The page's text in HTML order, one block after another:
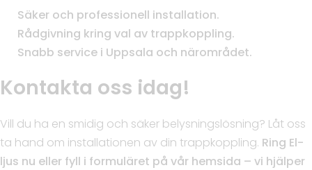
Säker och professionell installation.
Rådgivning kring val av trappkoppling.
Snabb service i Uppsala och närområdet.
Kontakta oss idag!
Vill du ha en smidig och säker belysningslösning? Låt oss
ta hand om installationen av din trappkoppling. Ring El-
ljus nu eller fyll i formuläret på vår hemsida – vi hjälper